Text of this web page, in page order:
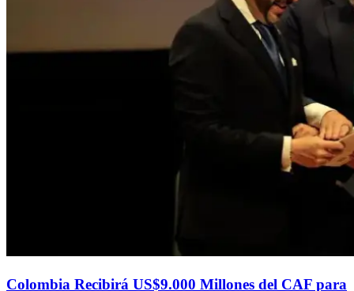
Colombia Recibirá US$9.000 Millones del CAF para